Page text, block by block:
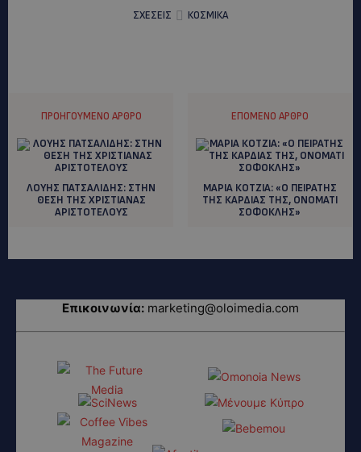
ΣΧΕΣΕΙΣ
ΚΟΣΜΙΚΑ
ΠΡΟΗΓΟΎΜΕΝΟ ΆΡΘΡΟ
ΛΟΥΗΣ ΠΑΤΣΑΛΙΔΗΣ: ΣΤΗΝ
ΘΕΣΗ ΤΗΣ ΧΡΙΣΤΙΑΝΑΣ
ΑΡΙΣΤΟΤΕΛΟΥΣ
ΕΠΌΜΕΝΟ ΆΡΘΡΟ
ΜΑΡΙΑ ΚΟΤΖΙΑ: «Ο ΠΕΙΡΑΤΗΣ
ΤΗΣ ΚΑΡΔΙΑΣ ΤΗΣ, ΟΝΟΜΑΤΙ
ΣΟΦΟΚΛΗΣ»
Επικοινωνία: marketing@oloimedia.com